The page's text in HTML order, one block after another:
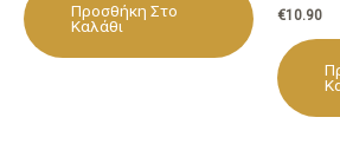
Προσθήκη Στο
Καλάθι
€10.90